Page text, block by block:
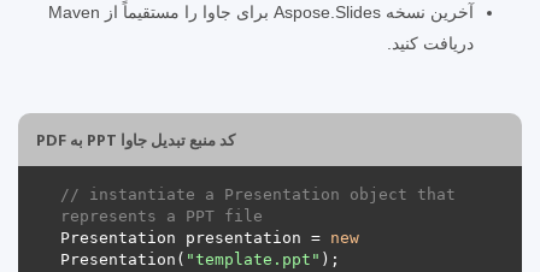
آخرین نسخه Aspose.Slides برای جاوا را مستقیماً از Maven
دریافت کنید.
کد منبع تبدیل جاوا PPT به PDF
// instantiate a Presentation object that
represents a PPT file
Presentation presentation = new
Presentation( "template.ppt"